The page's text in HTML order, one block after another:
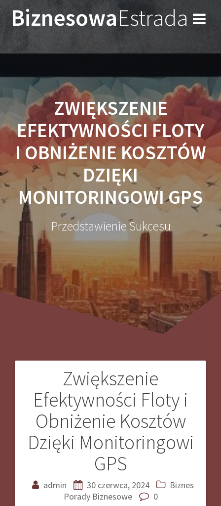
do
treści
BiznesowaEstrada
ZWIĘKSZENIE
EFEKTYWNOŚCI FLOTY
I OBNIŻENIE KOSZTÓW
DZIĘKI
MONITORINGOWI GPS
Przedstawienie Sukcesu
Zwiększenie
Efektywności Floty i
Obniżenie Kosztów
Dzięki Monitoringowi
GPS
admin 30 czerwca, 2024
Biznes
Porady Biznesowe
0
Nawigacja
wpisu